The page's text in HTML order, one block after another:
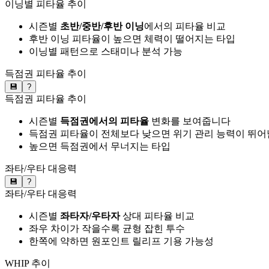
이닝별 피타율 추이
시즌별 초반/중반/후반 이닝에서의 피타율 비교
후반 이닝 피타율이 높으면 체력이 떨어지는 타입
이닝별 패턴으로 스태미나 분석 가능
득점권 피타율 추이
💾 ?
득점권 피타율 추이
시즌별 득점권에서의 피타율 변화를 보여줍니다
득점권 피타율이 전체보다 낮으면 위기 관리 능력이 뛰어
높으면 득점권에서 무너지는 타입
좌타/우타 대응력
💾 ?
좌타/우타 대응력
시즌별 좌타자/우타자상대 피타율 비교
좌우 차이가 작을수록 균형 잡힌 투수
한쪽에 약하면 원포인트 릴리프 기용 가능성
WHIP 추이